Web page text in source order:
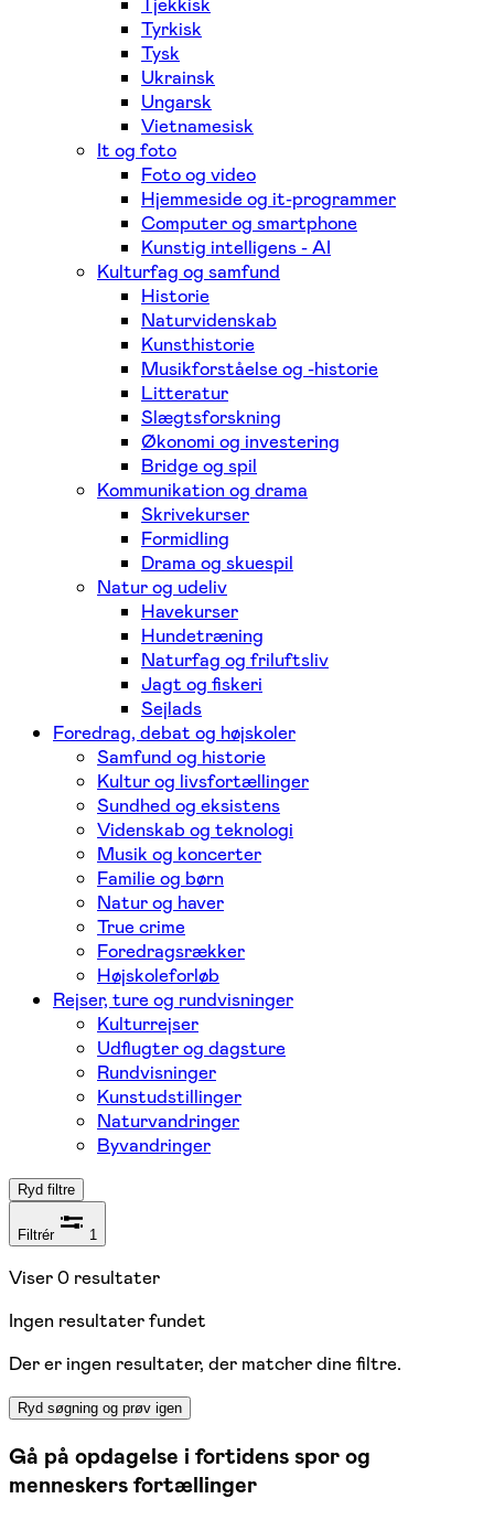
Tyrkisk
Tysk
Ukrainsk
Ungarsk
Vietnamesisk
It og foto
Foto og video
Hjemmeside og it-programmer
Computer og smartphone
Kunstig intelligens - AI
Kulturfag og samfund
Historie
Naturvidenskab
Kunsthistorie
Musikforståelse og -historie
Litteratur
Slægtsforskning
Økonomi og investering
Bridge og spil
Kommunikation og drama
Skrivekurser
Formidling
Drama og skuespil
Natur og udeliv
Havekurser
Hundetræning
Naturfag og friluftsliv
Jagt og fiskeri
Sejlads
Foredrag, debat og højskoler
Samfund og historie
Kultur og livsfortællinger
Sundhed og eksistens
Videnskab og teknologi
Musik og koncerter
Familie og børn
Natur og haver
True crime
Foredragsrækker
Højskoleforløb
Rejser, ture og rundvisninger
Kulturrejser
Udflugter og dagsture
Rundvisninger
Kunstudstillinger
Naturvandringer
Byvandringer
Ryd filtre
Filtrér 1
Viser0 resultater
Ingen resultater fundet
Der er ingen resultater, der matcher dine filtre.
Ryd søgning og prøv igen
Gå på opdagelse i fortidens spor og
menneskers fortællinger